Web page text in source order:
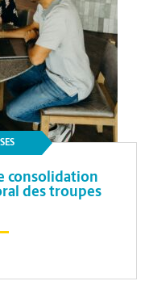
consolidation
des troupes